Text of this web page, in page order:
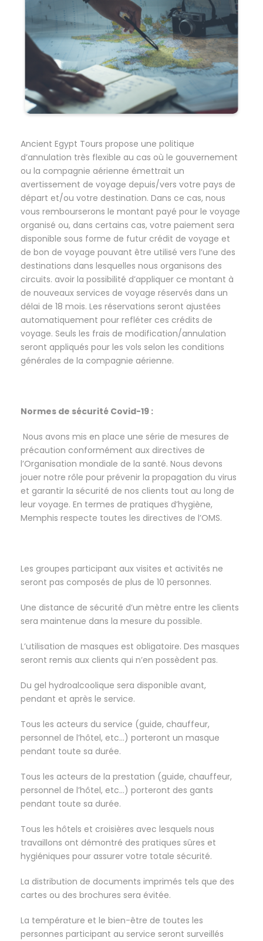
Ancient Egypt Tours propose une politique
d’annulation très flexible au cas où le gouvernement
ou la compagnie aérienne émettrait un
avertissement de voyage depuis/vers votre pays de
départ et/ou votre destination. Dans ce cas, nous
vous rembourserons le montant payé pour le voyage
organisé ou, dans certains cas, votre paiement sera
disponible sous forme de futur crédit de voyage et
de bon de voyage pouvant être utilisé vers l’une des
destinations dans lesquelles nous organisons des
circuits. avoir la possibilité d’appliquer ce montant à
de nouveaux services de voyage réservés dans un
délai de 18 mois. Les réservations seront ajustées
automatiquement pour refléter ces crédits de
voyage. Seuls les frais de modification/annulation
seront appliqués pour les vols selon les conditions
générales de la compagnie aérienne.
Normes de sécurité Covid-19 :
Nous avons mis en place une série de mesures de
précaution conformément aux directives de
l’Organisation mondiale de la santé. Nous devons
jouer notre rôle pour prévenir la propagation du virus
et garantir la sécurité de nos clients tout au long de
leur voyage. En termes de pratiques d’hygiène,
Memphis respecte toutes les directives de l’OMS.
Les groupes participant aux visites et activités ne
seront pas composés de plus de 10 personnes.
Une distance de sécurité d’un mètre entre les clients
sera maintenue dans la mesure du possible.
L’utilisation de masques est obligatoire. Des masques
seront remis aux clients qui n’en possèdent pas.
Du gel hydroalcoolique sera disponible avant,
pendant et après le service.
Tous les acteurs du service (guide, chauffeur,
personnel de l’hôtel, etc…) porteront un masque
pendant toute sa durée.
Tous les acteurs de la prestation (guide, chauffeur,
personnel de l’hôtel, etc…) porteront des gants
pendant toute sa durée.
Tous les hôtels et croisières avec lesquels nous
travaillons ont démontré des pratiques sûres et
hygiéniques pour assurer votre totale sécurité.
La distribution de documents imprimés tels que des
cartes ou des brochures sera évitée.
La température et le bien-être de toutes les
personnes participant au service seront surveillés